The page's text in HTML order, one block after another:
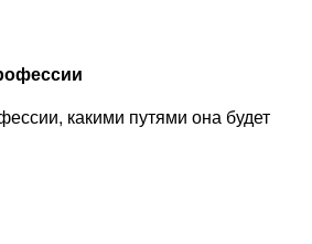
какими путями она будет